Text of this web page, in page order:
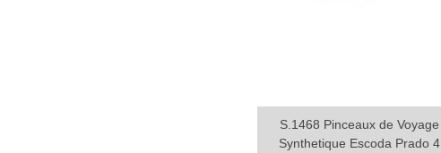
Aperçu rapide
S.1468 Pinceaux de Voyage
Synthetique Escoda Prado 4